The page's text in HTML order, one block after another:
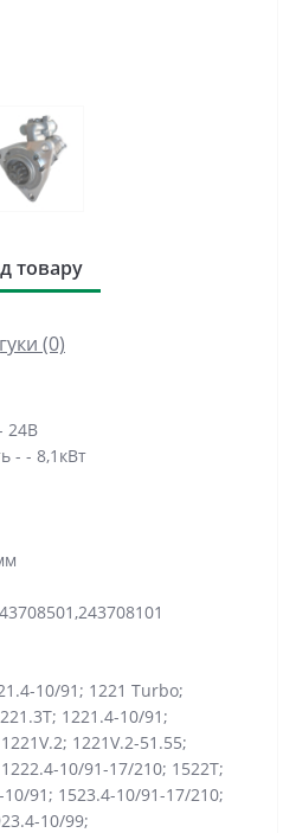
товару
(0)
24В
- - 8,1кВт
10/91; 1221 Turbo;
1221.4-10/91;
1221V.2-51.55;
10/91-17/210; 1522T;
10/91; 1523.4-10/91-17/210;
10/99;